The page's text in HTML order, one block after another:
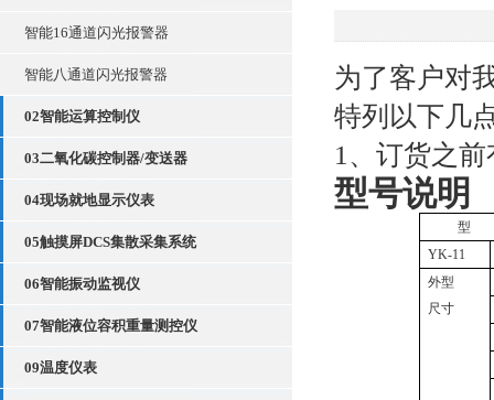
智能16通道闪光报警器
智能八通道闪光报警器
02智能运算控制仪
03二氧化碳控制器/变送器
04现场就地显示仪表
05触摸屏DCS集散采集系统
06智能振动监视仪
07智能液位容积重量测控仪
09温度仪表
为了客户对
特列以下几
1、订货之
型号说明
型
YK-11
外型
尺寸